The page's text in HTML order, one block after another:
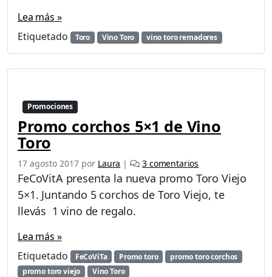
Lea más »
Etiquetado
Toro Vino Toro vino toro remadores
Promociones
Promo corchos 5×1 de Vino
Toro
17 agosto 2017 por Laura | 3 comentarios
n
r
c
o
FeCoVitA presenta la nueva promo Toro Viejo
5×1. Juntando 5 corchos de Toro Viejo, te
llevás 1 vino de regalo.
Lea más »
Etiquetado
FeCoViTa Promo toro
promo toro corchos
promo toro viejo
Vino Toro